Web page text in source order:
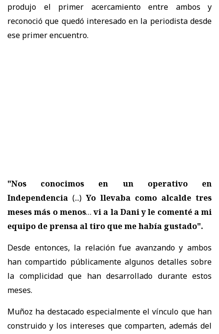
produjo el primer acercamiento entre ambos y
reconoció que quedó interesado en la periodista desde
ese primer encuentro.
"Nos conocimos en un operativo en
Independencia (...)Yo llevaba como alcalde tres
meses más o menos… vi a la Dani y le comenté a mi
equipo de prensa al tiro que me había gustado".
Desde entonces, la relación fue avanzando y ambos
han compartido públicamente algunos detalles sobre
la complicidad que han desarrollado durante estos
meses.
Muñoz ha destacado especialmente el vínculo que han
construido y los intereses que comparten, además del